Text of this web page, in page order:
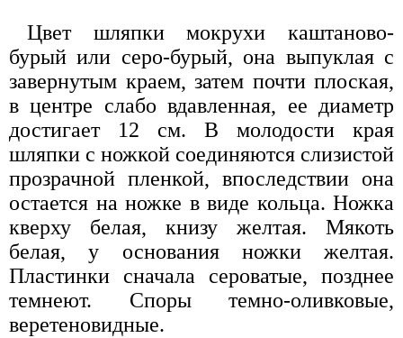
Цвет шляпки мокрухи каштаново-
бурый или серо-бурый, она выпуклая с
завернутым краем, затем почти плоская,
в центре слабо вдавленная, ее диаметр
достигает 12 см. В молодости края
шляпки с ножкой соединяются слизистой
прозрачной пленкой, впоследствии она
остается на ножке в виде кольца. Ножка
кверху белая, книзу желтая. Мякоть
белая, у основания ножки желтая.
Пластинки сначала сероватые, позднее
темнеют. Споры темно-оливковые,
веретеновидные.